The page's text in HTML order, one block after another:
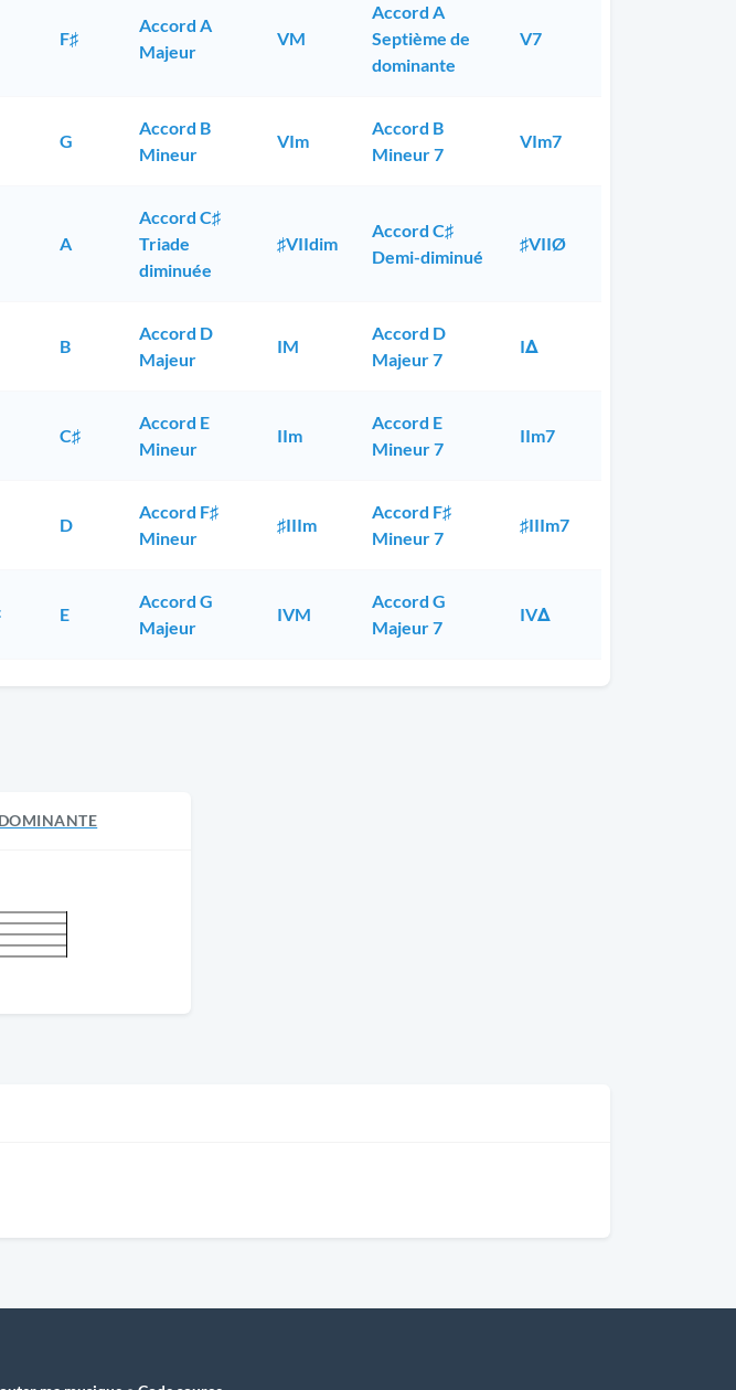
F♯
Accord A
Majeur
VM
Accord A
Septième de
dominante
V7
G
Accord B
Mineur
VIm
Accord B
Mineur 7
VIm7
A
Accord C♯
Triade
diminuée
♯VIIdim
Accord C♯
Demi-diminué
♯VIIØ
B
Accord D
Majeur
IM
Accord D
Majeur 7
IΔ
C♯
Accord E
Mineur
IIm
Accord E
Mineur 7
IIm7
D
Accord F♯
Mineur
♯IIIm
Accord F♯
Mineur 7
♯IIIm7
E
Accord G
Majeur
IVM
Accord G
Majeur 7
IVΔ